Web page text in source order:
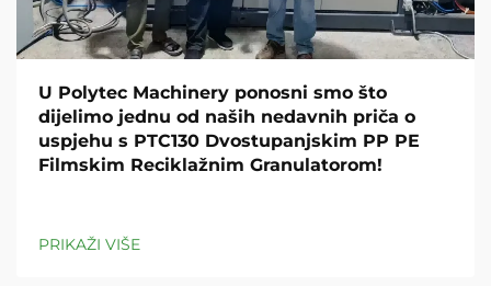
U Polytec Machinery ponosni smo što
dijelimo jednu od naših nedavnih priča o
uspjehu s PTC130 Dvostupanjskim PP PE
Filmskim Reciklažnim Granulatorom!
PRIKAŽI VIŠE